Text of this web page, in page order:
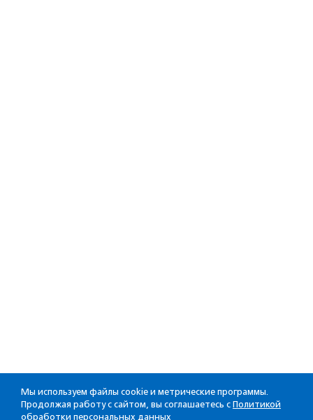
Мы используем файлы cookie и метрические программы.
Продолжая работу с сайтом, вы соглашаетесь с Политикой
обработки персональных данных